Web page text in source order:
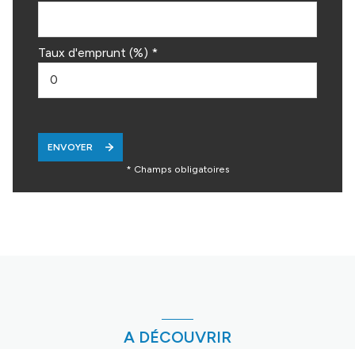
Taux d'emprunt (%) *
ENVOYER
* Champs obligatoires
A DÉCOUVRIR